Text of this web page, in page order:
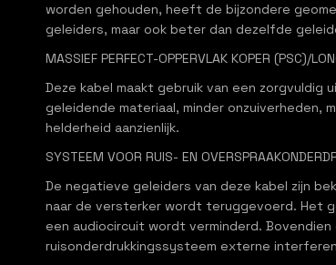
worden gehouden, heeft de bijzondere
geleiders, maar ook beter dan dezelfde
MASSIEF PERFECT-OPPERVLAK KOPER (PSC)/
Deze kabel maakt gebruik van een zorgvuldig
geleidende materiaal, minder
helderheid aanzienlijk.
SYSTEEM VOOR RUIS- EN
De negatieve geleiders van deze kabel zijn
naar de versterker wordt teruggevoerd. Het
een audiocircuit wordt verminderd.
ruisonderdrukkingssysteem externe